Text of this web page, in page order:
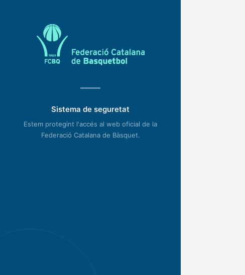
Sistema de seguretat
Estem protegint l'accés al web oficial de la
Federació Catalana de Bàsquet.